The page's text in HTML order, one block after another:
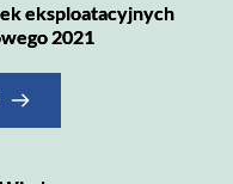
eksploatacyjnych
2021